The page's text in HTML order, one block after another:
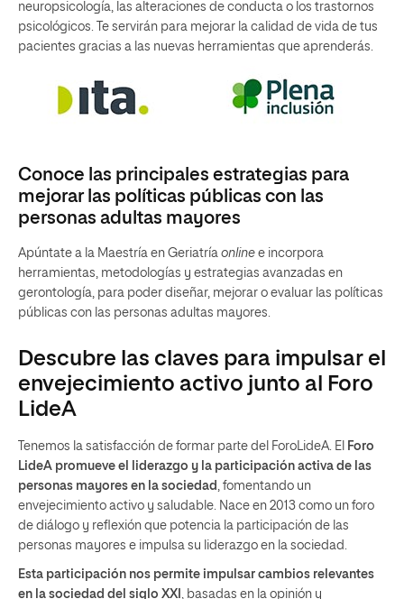
neuropsicología, las alteraciones de conducta o los trastornos
psicológicos. Te servirán para mejorar la calidad de vida de tus
pacientes gracias a las nuevas herramientas que aprenderás.
Conoce las principales estrategias para
mejorar las políticas públicas con las
personas adultas mayores
Apúntate a la Maestría en Geriatría online e incorpora
herramientas, metodologías y estrategias avanzadas en
gerontología, para poder diseñar, mejorar o evaluar las políticas
públicas con las personas adultas mayores.
Descubre las claves para impulsar el
envejecimiento activo junto al Foro
LideA
Tenemos la satisfacción de formar parte del ForoLideA. El Foro
LideA promueve el liderazgo y la participación activa de las
personas mayores en la sociedad, fomentando un
envejecimiento activo y saludable. Nace en 2013 como un foro
de diálogo y reflexión que potencia la participación de las
personas mayores e impulsa su liderazgo en la sociedad.
Esta participación nos permite impulsar cambios relevantes
en la sociedad del siglo XXI , basadas en la opinión y